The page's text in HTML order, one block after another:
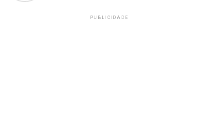
PUBLICIDADE